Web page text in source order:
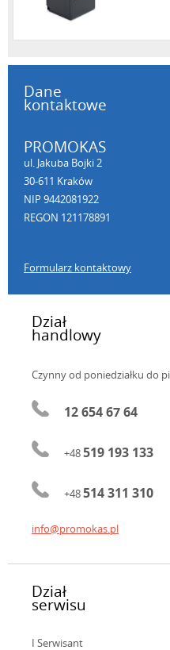
Dane
kontaktowe
PROMOKAS
ul. Jakuba Bojki 2
30-611 Kraków
NIP 9442081922
REGON 121178891
Formularz kontaktowy
Dział
handlowy
Czynny od poniedziałku do
12 654 67 64
+48519 193 133
+48514 311 310
info@promokas.pl
Dział
serwisu
I Serwisant